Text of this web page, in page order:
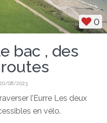
0
bac , des
08/2023
l’Eurre Les deux
en vélo.